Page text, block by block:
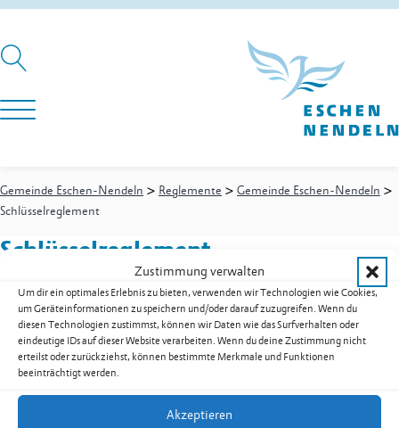
Zustimmung verwalten
Um dir ein optimales Erlebnis zu bieten, verwenden wir Technologien wie Cookies,
um Geräteinformationen zu speichern und/oder darauf zuzugreifen. Wenn du
diesen Technologien zustimmst, können wir Daten wie das Surfverhalten oder
eindeutige IDs auf dieser Website verarbeiten. Wenn du deine Zustimmung nicht
erteilst oder zurückziehst, können bestimmte Merkmale und Funktionen
beeinträchtigt werden.
Akzeptieren
Gemeinde Eschen-Nendeln > Reglemente > Gemeinde Eschen-Nendeln >
Schlüsselreglement
Schlüsselreglement
Schlüsselreglement als PDF herunterladen
Zur Übersicht der Downloads
Gemeinde Eschen-Nendeln
St. Martins-Ring 2, 9492 Eschen